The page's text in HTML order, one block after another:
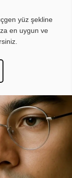
yüz şekline
en uygun ve